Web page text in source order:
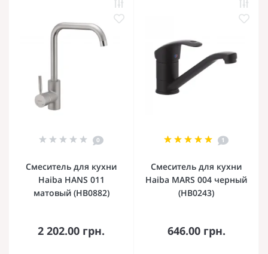
0
Смеситель для кухни
Haiba HANS 011
матовый (HB0882)
2 202.00 грн.
1
Смеситель для кухни
Haiba MARS 004 черный
(HB0243)
646.00 грн.